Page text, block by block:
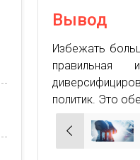
Вывод
Избежать
правильная
политик. Это
по